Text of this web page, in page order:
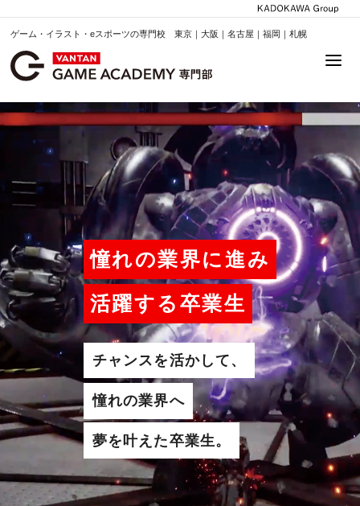
ゲーム・イラスト・eスポーツの専門校 東京｜大阪｜名古屋｜福岡｜札幌
憧れの業界に進み
活躍する卒業生
チャンスを活かして、
憧れの業界へ
夢を叶えた卒業生。